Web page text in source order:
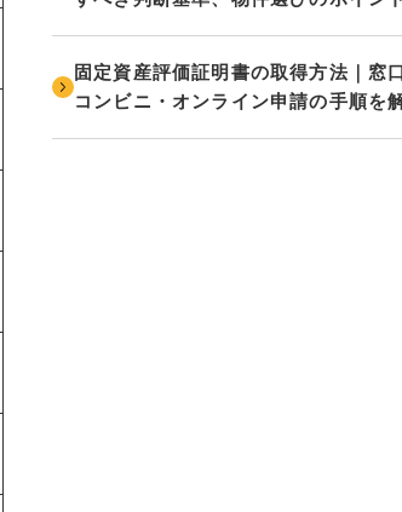
固定資産評価証明書の取得方法｜窓
コンビニ・オンライン申請の手順を